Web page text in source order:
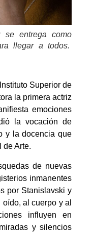
se entrega como
llegar a todos.
Superior de
la primera actriz
emociones
la vocación de
y la docencia que
de Arte.
de nuevas
inmanentes
por Stanislavski y
al cuerpo y al
influyen en
y silencios